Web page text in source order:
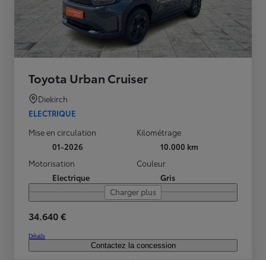
Toyota Urban Cruiser
Diekirch
ELECTRIQUE
Mise en circulation
01-2026
Kilométrage
10.000 km
Motorisation
Electrique
Couleur
Gris
Charger plus
34.640 €
Détails
Contactez la concession